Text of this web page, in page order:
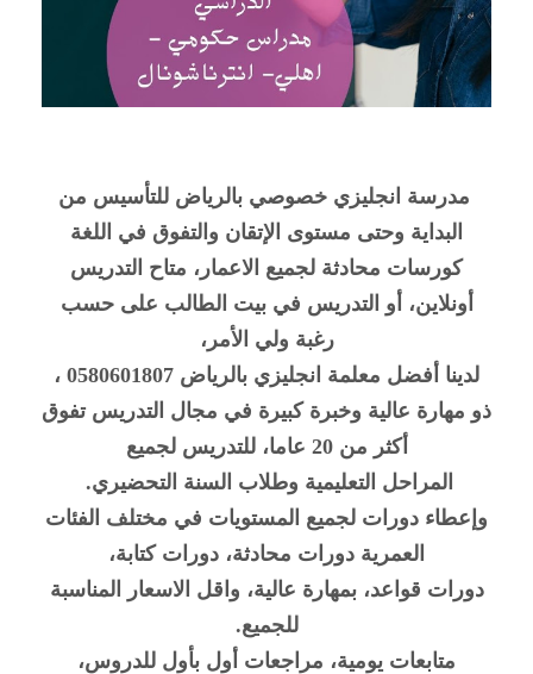
مدرسة انجليزي خصوصي بالرياض للتأسيس من
البداية وحتى مستوى الإتقان والتفوق في اللغة
كورسات محادثة لجميع الاعمار، متاح التدريس
أونلاين، أو التدريس في بيت الطالب على حسب
رغبة ولي الأمر،
لدينا أفضل معلمة انجليزي بالرياض 0580601807 ،
ذو مهارة عالية وخبرة كبيرة في مجال التدريس تفوق
أكثر من 20 عاما، للتدريس لجميع
المراحل التعليمية وطلاب السنة التحضيري.
وإعطاء دورات لجميع المستويات في مختلف الفئات
العمرية دورات محادثة، دورات كتابة،
دورات قواعد، بمهارة عالية، واقل الاسعار المناسبة
للجميع.
متابعات يومية، مراجعات أول بأول للدروس،